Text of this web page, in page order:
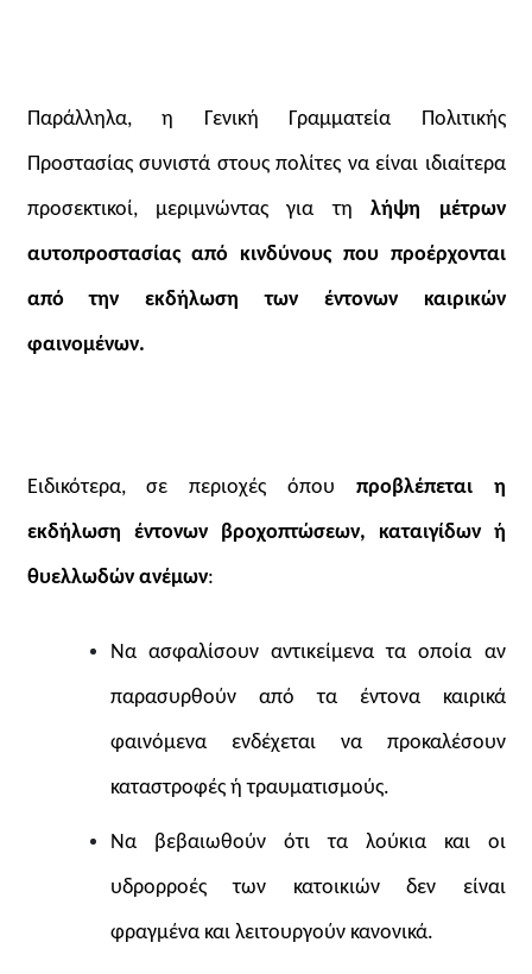
Παράλληλα, η Γενική Γραμματεία Πολιτικής
Προστασίας συνιστά στους πολίτες να είναι ιδιαίτερα
προσεκτικοί, μεριμνώντας για τηλήψη μέτρων
αυτοπροστασίαςαπό κινδύνους που προέρχονται
από την εκδήλωση των έντονων καιρικών
φαινομένων.
Ειδικότερα, σε περιοχές όπου προβλέπεται η
εκδήλωση έντονων βροχοπτώσεων, καταιγίδων ή
θυελλωδών ανέμων:
Να ασφαλίσουν αντικείμενα τα οποία αν
παρασυρθούν από τα έντονα καιρικά
φαινόμενα ενδέχεται να προκαλέσουν
καταστροφές ή τραυματισμούς.
Να βεβαιωθούν ότι τα λούκια και οι
υδρορροές των κατοικιών δεν είναι
φραγμένα και λειτουργούν κανονικά.